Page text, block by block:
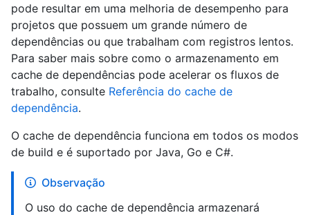
pode resultar em uma melhoria de desempenho para
projetos que possuem um grande número de
dependências ou que trabalham com registros lentos.
Para saber mais sobre como o armazenamento em
cache de dependências pode acelerar os fluxos de
trabalho, consulte Referência do cache de
dependência.
O cache de dependência funciona em todos os modos
de build e é suportado por Java, Go e C#.
Observação
O uso do cache de dependência armazenará